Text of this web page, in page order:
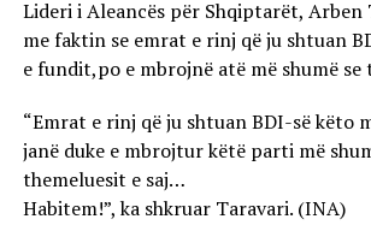
Lideri i Aleancës për Shqiptarët,
me faktin se emrat e rinj që ju shtuan
e fundit,po e mbrojnë atë më shumë se
“Emrat e rinj që ju shtuan BDI-së këto
janë duke e mbrojtur këtë parti më
themeluesit e saj…
Habitem!”, ka shkruar Taravari. (INA)